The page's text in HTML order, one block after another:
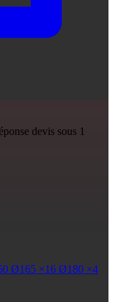
devis sous 1
Ø165 ×16 Ø180 ×4